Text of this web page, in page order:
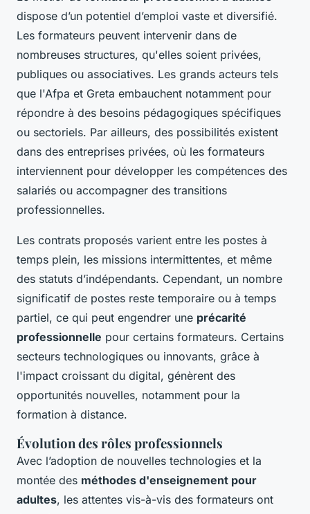
dispose d’un potentiel d’emploi vaste et diversifié.
Les formateurs peuvent intervenir dans de
nombreuses structures, qu'elles soient privées,
publiques ou associatives. Les grands acteurs tels
que l'Afpa et Greta embauchent notamment pour
répondre à des besoins pédagogiques spécifiques
ou sectoriels. Par ailleurs, des possibilités existent
dans des entreprises privées, où les formateurs
interviennent pour développer les compétences des
salariés ou accompagner des transitions
professionnelles.
Les contrats proposés varient entre les postes à
temps plein, les missions intermittentes, et même
des statuts d’indépendants. Cependant, un nombre
significatif de postes reste temporaire ou à temps
partiel, ce qui peut engendrer une précarité
professionnelle pour certains formateurs. Certains
secteurs technologiques ou innovants, grâce à
l'impact croissant du digital, génèrent des
opportunités nouvelles, notamment pour la
formation à distance.
Évolution des rôles professionnels
Avec l’adoption de nouvelles technologies et la
montée des méthodes d'enseignement pour
adultes, les attentes vis-à-vis des formateurs ont